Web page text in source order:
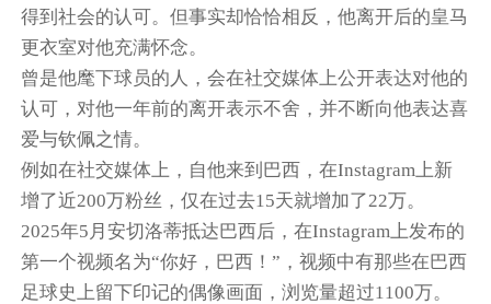
得到社会的认可。但事实却恰恰相反，他离开后的皇马
更衣室对他充满怀念。
曾是他麾下球员的人，会在社交媒体上公开表达对他的
认可，对他一年前的离开表示不舍，并不断向他表达喜
爱与钦佩之情。
例如在社交媒体上，自他来到巴西，在Instagram上新
增了近200万粉丝，仅在过去15天就增加了22万。
2025年5月安切洛蒂抵达巴西后，在Instagram上发布的
第一个视频名为“你好，巴西！”，视频中有那些在巴西
足球史上留下印记的偶像画面，浏览量超过1100万。